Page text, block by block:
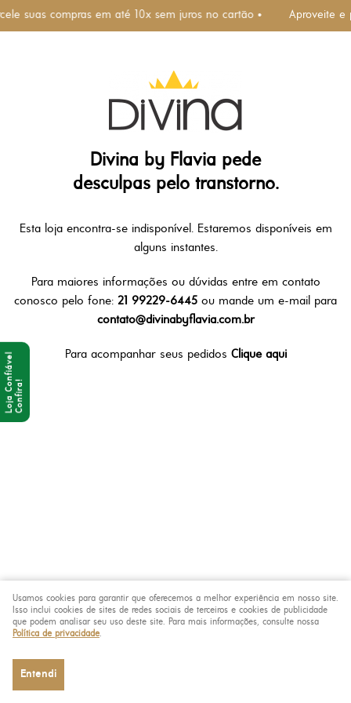
suas compras em até 10x sem juros no cartão • Aproveite e
Divina by Flavia pede
desculpas pelo transtorno.
Esta loja encontra-se indisponível. Estaremos disponíveis em
alguns instantes.
Para maiores informações ou dúvidas entre em contato
conosco pelo fone: 21 99229-6445 ou mande um e-mail para
contato@divinabyflavia.com.br
Para acompanhar seus pedidos Clique aqui
Usamos cookies para garantir que oferecemos a melhor experiência em nosso site.
Isso inclui cookies de sites de redes sociais de terceiros e cookies de publicidade
que podem analisar seu uso deste site. Para mais informações, consulte nossa
Política de privacidade.
Entendi